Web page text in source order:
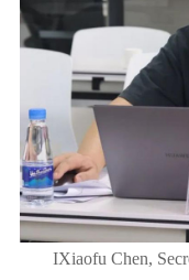
IXiaofu Chen,